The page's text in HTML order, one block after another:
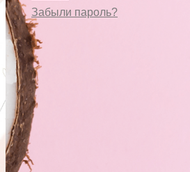
Забыли пароль?